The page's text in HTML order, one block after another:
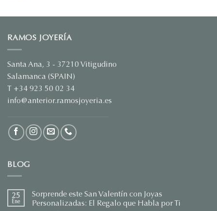
RAMOS JOYERÍA
Santa Ana, 3 - 37210 Vitigudino
Salamanca (SPAIN)
T +34 923 50 02 34
info@anterior.ramosjoyeria.es
BLOG
25
Ene
Sorprende este San Valentín con Joyas
Personalizadas: El Regalo que Habla por Ti